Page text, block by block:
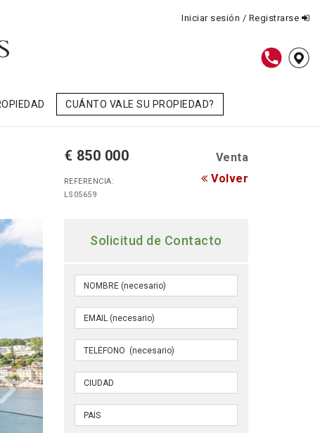
Iniciar sesión / Registrarse
CUÁNTO VALE SU PROPIEDAD?
€ 850 000 Venta
REFERENCIA:
LS05659
Volver
Solicitud de Contacto